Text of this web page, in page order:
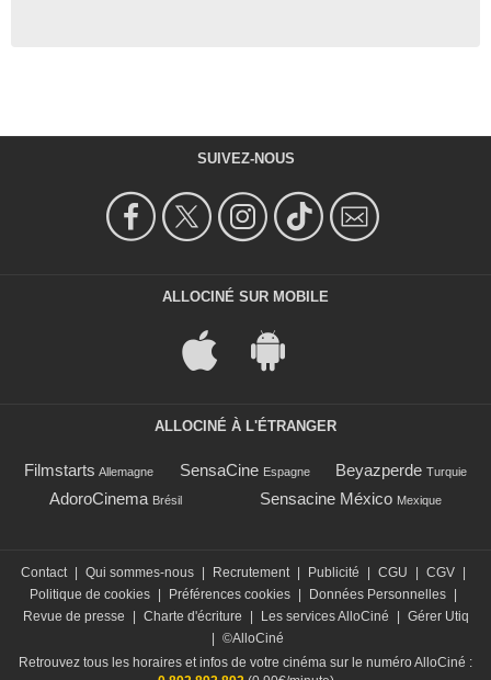
SUIVEZ-NOUS
ALLOCINÉ SUR MOBILE
ALLOCINÉ À L'ÉTRANGER
Filmstarts Allemagne SensaCine Espagne Beyazperde Turquie
AdoroCinema Brésil Sensacine México Mexique
Contact | Qui sommes-nous | Recrutement | Publicité | CGU | CGV |
Politique de cookies | Préférences cookies | Données Personnelles |
Revue de presse
| Charte d'écriture | Les services AlloCiné | Gérer Utiq
| ©AlloCiné
Retrouvez tous les horaires et infos de votre cinéma sur le numéro AlloCiné :